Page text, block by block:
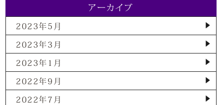
アーカイブ
2023年5月
2023年3月
2023年1月
2022年9月
2022年7月